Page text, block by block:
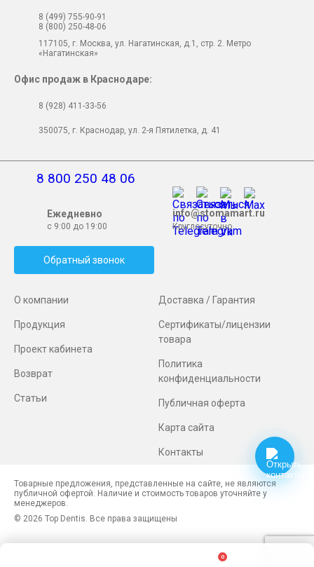
0
О компании
Продукция
Проект кабинета
Возврат
Статьи
Доставка / Гарантия
Сертификаты/лицензии
товара
Политика
конфиденциальности
Публичная оферта
Карта сайта
Контакты
8 800 250 48 06
Ежедневно
с 9:00 до 19:00
info@stomamart.ru
Круглосуточно
Обратный звонок
8 (499) 755-90-91
8 (800) 250-48-06
117105, г. Москва, ул. Нагатинская, д.1, стр. 2. Метро
«Нагатинская»
Офис продаж в Краснодаре:
8 (928) 411-33-56
350075, г. Краснодар, ул. 2-я Пятилетка, д. 41
© 2026 Top Dentis. Все права защищены
Товарные предложения, представленные на сайте, не являются
публичной офертой. Наличие и стоимость товаров уточняйте у
менеджеров.